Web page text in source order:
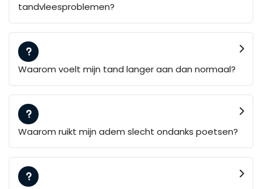
tandvleesproblemen?
Waarom voelt mijn tand langer aan dan normaal?
Waarom ruikt mijn adem slecht ondanks poetsen?